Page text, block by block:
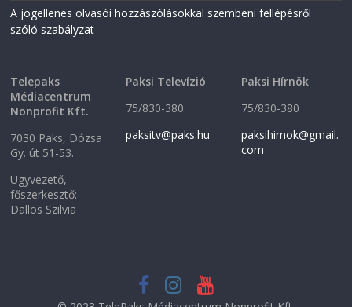
A jogellenes olvasói hozzászólásokkal szembeni fellépésről
szóló szabályzat
Telepaks
Médiacentrum
Nonprofit Kft.
7030 Paks, Dózsa
Gy. út 51-53.
Ügyvezető,
főszerkesztő:
Dallos Szilvia
Paksi Televízió
75/830-380
paksitv@paks.hu
Paksi Hírnök
75/830-380
paksihirnok@gmail.
com